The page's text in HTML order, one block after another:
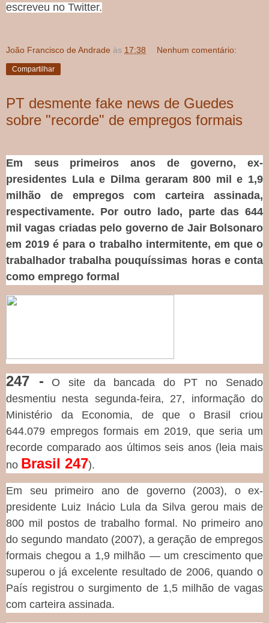
escreveu no Twitter.
João Francisco de Andrade às 17:38 Nenhum comentário:
Compartilhar
PT desmente fake news de Guedes
sobre "recorde" de empregos formais
Em seus primeiros anos de governo, ex-
presidentes Lula e Dilma geraram 800 mil e 1,9
milhão de empregos com carteira assinada,
respectivamente. Por outro lado, parte das 644
mil vagas criadas pelo governo de Jair Bolsonaro
em 2019 é para o trabalho intermitente, em que o
trabalhador trabalha pouquíssimas horas e conta
como emprego formal
247 - O site da bancada do PT no Senado
desmentiu nesta segunda-feira, 27, informação do
Ministério da Economia, de que o Brasil criou
644.079 empregos formais em 2019, que seria um
recorde comparado aos últimos seis anos (leia mais
no Brasil 247).
Em seu primeiro ano de governo (2003), o ex-
presidente Luiz Inácio Lula da Silva gerou mais de
800 mil postos de trabalho formal. No primeiro ano
do segundo mandato (2007), a geração de empregos
formais chegou a 1,9 milhão — um crescimento que
superou o já excelente resultado de 2006, quando o
País registrou o surgimento de 1,5 milhão de vagas
com carteira assinada.